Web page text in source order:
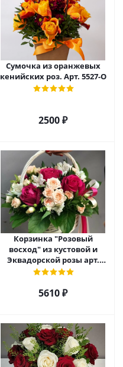
Сумочка из оранжевых
кенийских роз. Арт. 5527-О
2500 ₽
Корзинка "Розовый
восход" из кустовой и
Эквадорской розы арт.
5520
5610 ₽